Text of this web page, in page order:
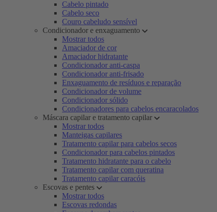
Cabelo pintado
Cabelo seco
Couro cabeludo sensível
Condicionador e enxaguamento
Mostrar todos
Amaciador de cor
Amaciador hidratante
Condicionador anti-caspa
Condicionador anti-frisado
Enxaguamento de resíduos e reparação
Condicionador de volume
Condicionador sólido
Condicionadores para cabelos encaracolados
Máscara capilar e tratamento capilar
Mostrar todos
Manteigas capilares
Tratamento capilar para cabelos secos
Condicionador para cabelos pintados
Tratamento hidratante para o cabelo
Tratamento capilar com queratina
Tratamento capilar caracóis
Escovas e pentes
Mostrar todos
Escovas redondas